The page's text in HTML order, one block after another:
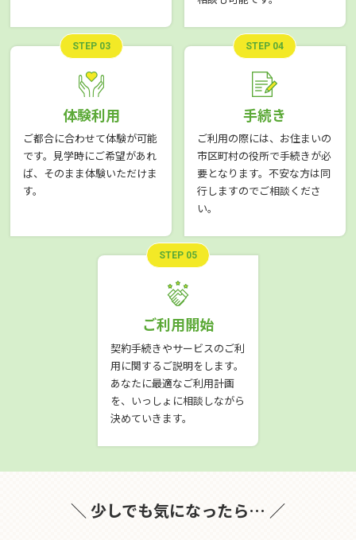
STEP 03
体験利用
ご都合に合わせて体験が可能
です。見学時にご希望があれ
ば、そのまま体験いただけま
す。
STEP 04
手続き
ご利用の際には、お住まいの
市区町村の役所で手続きが必
要となります。不安な方は同
行しますのでご相談くださ
い。
STEP 05
ご利用開始
契約手続きやサービスのご利
用に関するご説明をします。
あなたに最適なご利用計画
を、いっしょに相談しながら
決めていきます。
＼ 少しでも気になったら… ／